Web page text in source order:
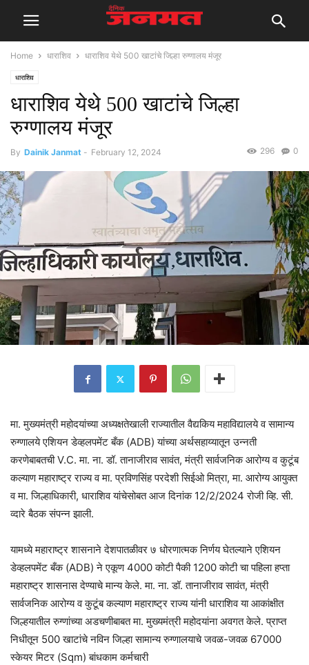
Home धाराशिव धाराशिव येथे 500 खाटांचे जिल्हा रुग्णालय मंजूर
धाराशिव
धाराशिव येथे 500 खाटांचे जिल्हा
रुग्णालय मंजूर
By Dainik Janmat - February 12, 2024 0
296
मा. मुख्यमंत्री महोदयांच्या अध्यक्षतेखाली राज्यातील वैद्यकिय महाविद्यालये व सामान्य
रुग्णालये एशियन डेव्हलपमेंट बँक (ADB) यांच्या अर्थसहाय्यातून उन्नती
करणेबाबतची V.C. मा. ना. डॉ. तानाजीराव सावंत, मंत्री सार्वजनिक आरोग्य व कुटूंब
कल्याण महाराष्ट्र राज्य व मा. प्रविणसिंह परदेशी सिईओ मित्रा, मा. आरोग्य आयुक्त
व मा. जिल्हाधिकारी, धाराशिव यांचेसोबत आज दिनांक 12/2/2024 रोजी व्हि. सी.
व्दारे बैठक संपन्न झाली.
यामध्ये महाराष्ट्र शासनाने देशपातळीवर ७ धोरणात्मक निर्णय घेतल्याने एशियन
डेव्हलपमेंट बँक (ADB) ने एकूण 4000 कोटी पैकी 1200 कोटी चा पहिला हप्ता
महाराष्ट्र शासनास देण्याचे मान्य केले. मा. ना. डॉ. तानाजीराव सावंत, मंत्री
सार्वजनिक आरोग्य व कुटूंब कल्याण महाराष्ट्र राज्य यांनी धाराशिव या आकांक्षीत
जिल्हयातील रुग्णांच्या अडचणीबाबत मा. मुख्यमंत्री महोदयांना अवगत केले. प्राप्त
निधीतून 500 खाटांचे नविन जिल्हा सामान्य रुग्णालयाचे जवळ-जवळ 67000
स्केयर मिटर (Sqm) बांधकाम कर्मचारी